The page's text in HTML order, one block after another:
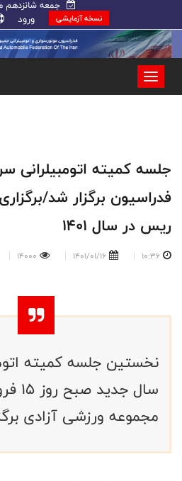
جمعه شانزدهم
نسخه آزمایشی ورود
جلسه کمیته
ریس در سال ۱۴۰۱
10:36
1401/01/16
14000
نخستین جلسه کمیته
سال
مجموعه ورزشی آزادی